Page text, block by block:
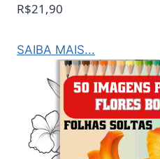
R$21,90
SAIBA MAIS...